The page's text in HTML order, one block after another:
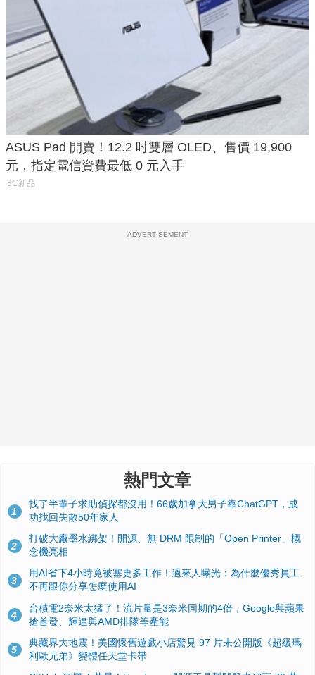
ASUS Pad 開賣！12.2 吋雙層 OLED、售價 19,900
元，指定電信資費最低 0 元入手
3C新品
ADVERTISEMENT
熱門文章
1
找了半輩子求助偵探都沒用！66歲加拿大男子靠ChatGPT，成
功找回失散50年家人
2
打破大廠墨水綁架！開源、無 DRM 限制的「Open Printer」概
念機亮相
3
用AI省下4小時竟被塞更多工作！過來人曝光：為什麼優秀員工
不再跟你分享怎麼使用AI
4
台積電2奈米太猛了！流片量是3奈米同期的4倍，Google與蘋果
搶首發、輝達與AMD排隊等產能
5
典藏界大地震！美國懷舊遊戲小店驚見 97 片未公開版《超級瑪
利歐兄弟》變體任天堂卡帶